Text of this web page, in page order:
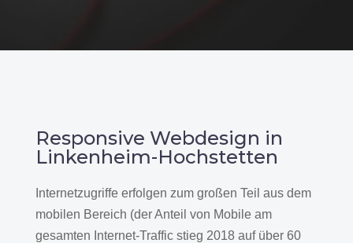
Responsive Webdesign in
Linkenheim-Hochstetten
Internetzugriffe erfolgen zum großen Teil aus dem
mobilen Bereich (der Anteil von Mobile am
gesamten Internet-Traffic stieg 2018 auf über 60